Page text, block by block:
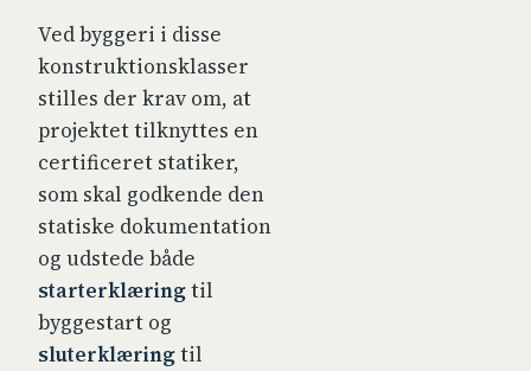
Ved byggeri i disse
konstruktionsklasser
stilles der krav om, at
projektet tilknyttes en
certificeret statiker,
som skal godkende den
statiske dokumentation
og udstede både
starterklæringtil
byggestart og
sluterklæringtil